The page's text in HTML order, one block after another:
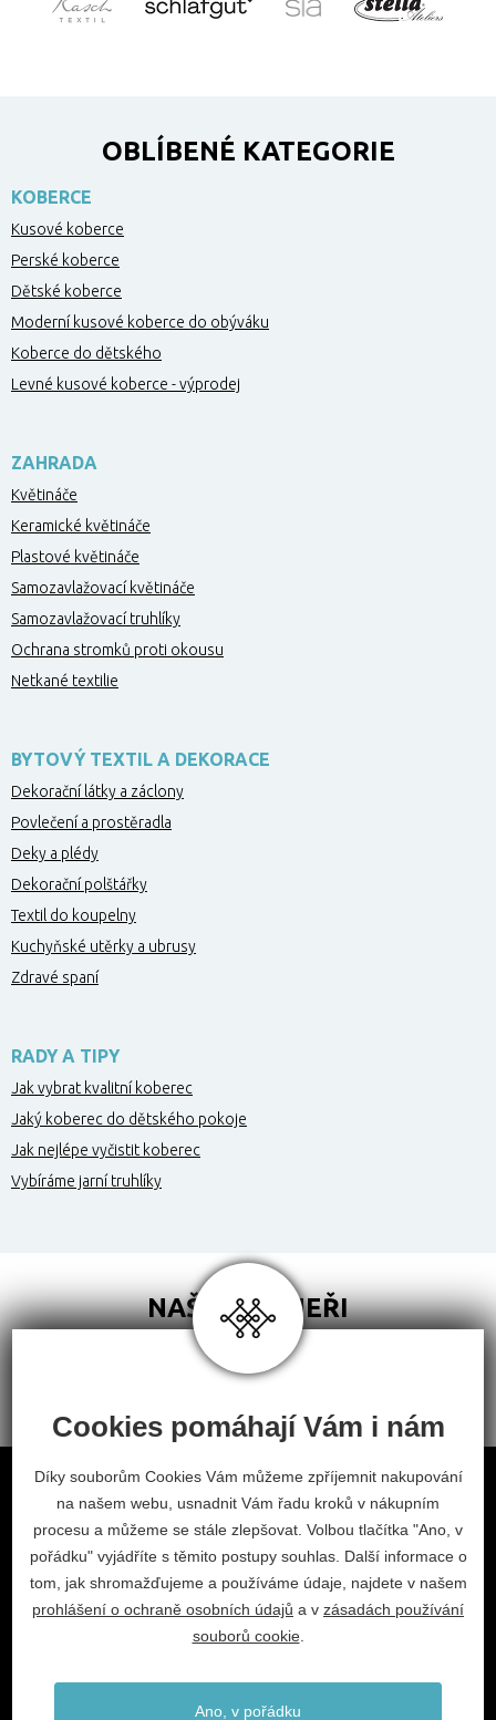
OBLÍBENÉ KATEGORIE
KOBERCE
Kusové koberce
Perské koberce
Dětské koberce
Moderní kusové koberce do obýváku
Koberce do dětského
Levné kusové koberce - výprodej
ZAHRADA
Květináče
Keramické květináče
Plastové květináče
Samozavlažovací květináče
Samozavlažovací truhlíky
Ochrana stromků proti okousu
Netkané textilie
BYTOVÝ TEXTIL A DEKORACE
Dekorační látky a záclony
Povlečení a prostěradla
Deky a plédy
Dekorační polštářky
Textil do koupelny
Kuchyňské utěrky a ubrusy
Zdravé spaní
RADY A TIPY
Jak vybrat kvalitní koberec
Jaký koberec do dětského pokoje
Jak nejlépe vyčistit koberec
Vybíráme jarní truhlíky
NAŠI PARTNEŘI
Obchodní podmínky
Odstoupení od smlouvy
Nastavení cookies
facebookinstagram
2026 © Habitat, a.s.
info@habitat-cz.cz
Cookies pomáhají Vám i nám
Díky souborům Cookies Vám můžeme zpříjemnit nakupování
na našem webu, usnadnit Vám řadu kroků v nákupním
procesu a můžeme se stále zlepšovat. Volbou tlačítka "Ano, v
pořádku" vyjádříte s těmito postupy souhlas. Další informace o
tom, jak shromažďujeme a používáme údaje, najdete v našem
prohlášení o ochraně osobních údajů a v zásadách používání
souborů cookie.
Ano, v pořádku